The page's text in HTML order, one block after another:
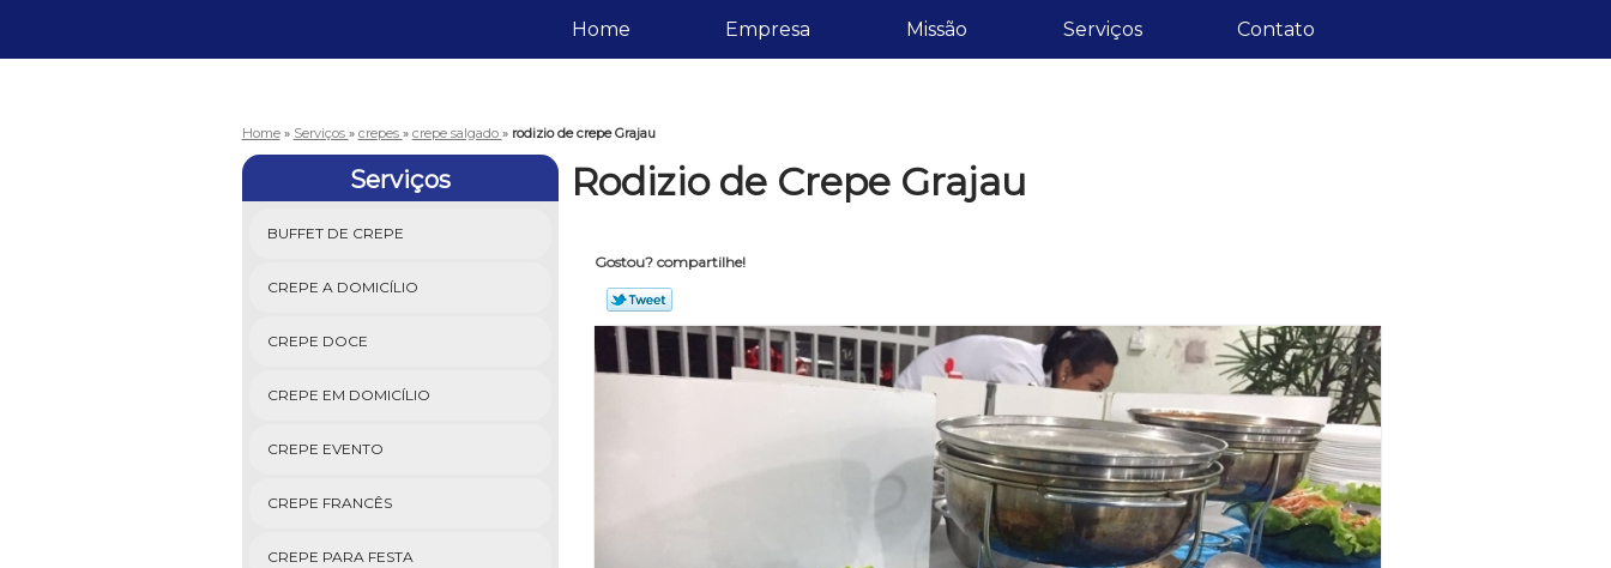
Home Empresa Missão Serviços Contato
Home » Serviços » crepes » crepe salgado » rodizio de crepe Grajau
Serviços
BUFFET DE CREPE
CREPE A DOMICÍLIO
CREPE DOCE
CREPE EM DOMICÍLIO
CREPE EVENTO
CREPE FRANCÊS
CREPE PARA FESTA
Rodizio de Crepe Grajau
Gostou? compartilhe!